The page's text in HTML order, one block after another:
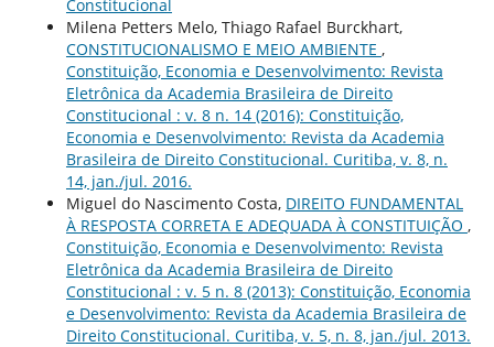
Constitucional
Milena Petters Melo, Thiago Rafael Burckhart,
CONSTITUCIONALISMO E MEIO AMBIENTE ,
Constituição, Economia e Desenvolvimento: Revista
Eletrônica da Academia Brasileira de Direito
Constitucional : v. 8 n. 14 (2016): Constituição,
Economia e Desenvolvimento: Revista da Academia
Brasileira de Direito Constitucional. Curitiba, v. 8, n.
14, jan./jul. 2016.
Miguel do Nascimento Costa, DIREITO FUNDAMENTAL
À RESPOSTA CORRETA E ADEQUADA À CONSTITUIÇÃO ,
Constituição, Economia e Desenvolvimento: Revista
Eletrônica da Academia Brasileira de Direito
Constitucional : v. 5 n. 8 (2013): Constituição, Economia
e Desenvolvimento: Revista da Academia Brasileira de
Direito Constitucional. Curitiba, v. 5, n. 8, jan./jul. 2013.